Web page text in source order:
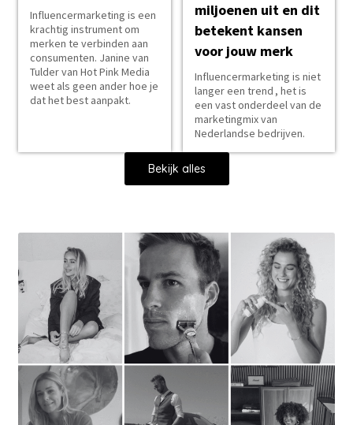
Influencermarketing is een
krachtig instrument om
merken te verbinden aan
consumenten. Janine van
Tulder van Hot Pink Media
weet als geen ander hoe je
dat het best aanpakt.
miljoenen uit en dit
betekent kansen
voor jouw merk
Influencermarketing is niet
langer een trend , het is
een vast onderdeel van de
marketingmix van
Nederlandse bedrijven.
Bekijk alles